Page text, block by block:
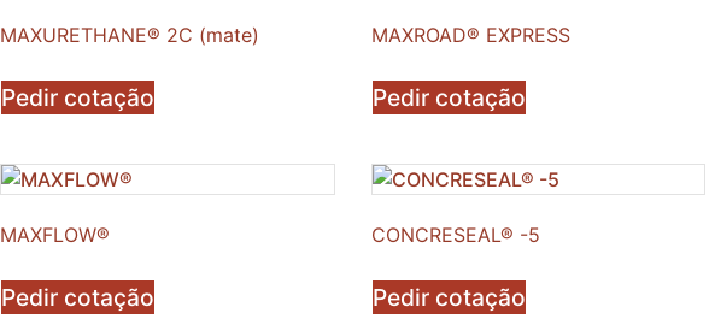
MAXURETHANE® 2C (mate)
Pedir cotação
MAXROAD® EXPRESS
Pedir cotação
MAXFLOW®
Pedir cotação
CONCRESEAL® -5
Pedir cotação